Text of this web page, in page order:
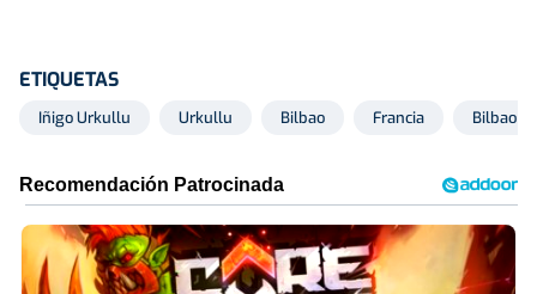
ETIQUETAS
Iñigo Urkullu Urkullu Bilbao Francia Bilbao